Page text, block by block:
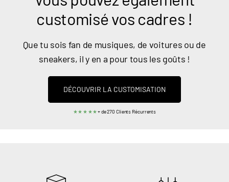
customisé vos cadres !
Que tu sois fan de musiques, de voitures ou de
sneakers, il y en a pour tous les goûts !
DÉCOUVRIR LA CUSTOMISATION
★★★★★+ de 270 Clients Récurrents